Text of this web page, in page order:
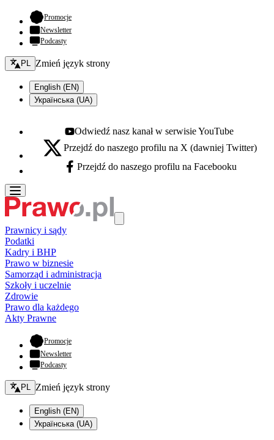
Promocje- otwiera się w nowej karcie
Newsletter
Podcasty
Zmień język - bieżący:
PL Zmień język strony
English (EN)
Українська (UA)
Youtube - otwiera się w nowej karcie
Odwiedź nasz kanał w serwisie YouTube
X - otwiera się w nowej karcie
Przejdź do naszego profilu na X (dawniej Twitter)
Facebook - otwiera się w nowej karcie
Przejdź do naszego profilu na Facebooku
Prawnicy i sądy
Podatki
Kadry i BHP
Prawo w biznesie
Samorząd i administracja
Szkoły i uczelnie
Zdrowie
Prawo dla każdego
Akty Prawne
Promocje- otwiera się w nowej karcie
Newsletter
Podcasty
Zmień język - bieżący:
PL Zmień język strony
English (EN)
Українська (UA)